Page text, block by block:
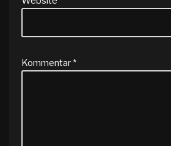
Kommentar *